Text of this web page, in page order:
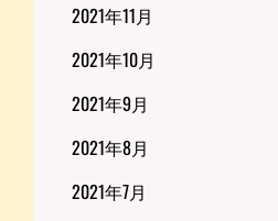
2021年11月
2021年10月
2021年9月
2021年8月
2021年7月